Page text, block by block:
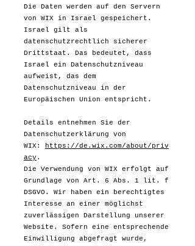
Die Daten werden auf den Servern
von WIX in Israel gespeichert.
Israel gilt als
datenschutzrechtlich sicherer
Drittstaat. Das bedeutet, dass
Israel ein Datenschutzniveau
aufweist, das dem
Datenschutzniveau in der
Europäischen Union entspricht.
Details entnehmen Sie der
Datenschutzerklärung von
WIX:
https://de.wix.com/about/priv
acy .
Die Verwendung von WIX erfolgt auf
Grundlage von Art. 6 Abs. 1 lit. f
DSGVO. Wir haben ein berechtigtes
Interesse an einer möglichst
zuverlässigen Darstellung unserer
Website. Sofern eine entsprechende
Einwilligung abgefragt wurde,